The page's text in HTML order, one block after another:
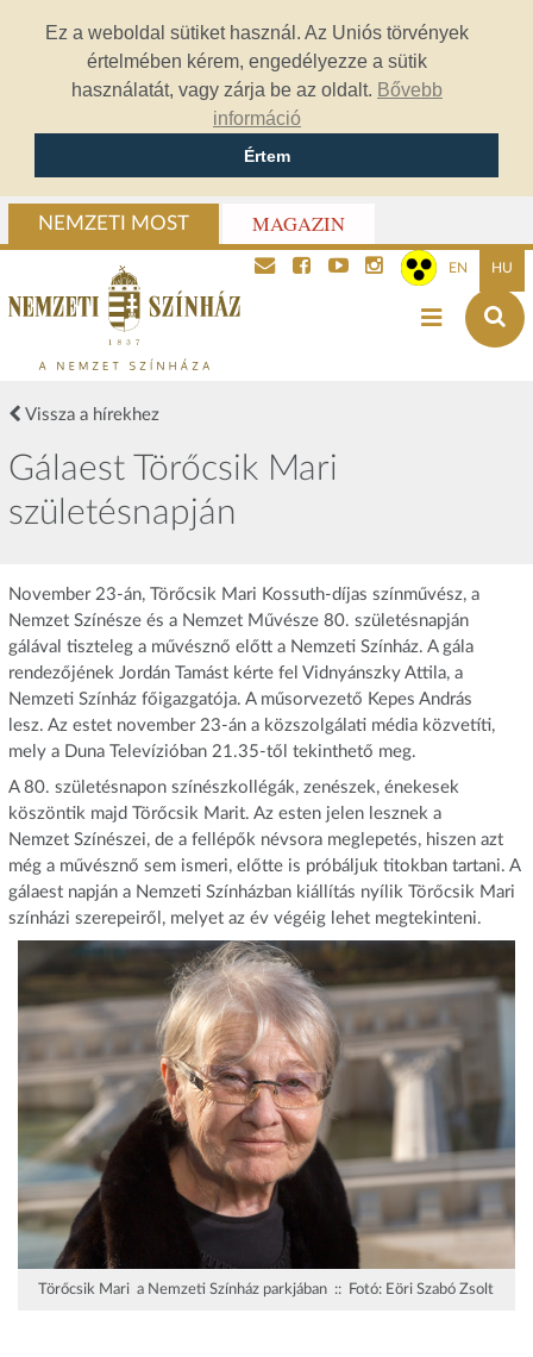
Ez a weboldal sütiket használ. Az Uniós törvények
értelmében kérem, engedélyezze a sütik
használatát, vagy zárja be az oldalt. Bővebb
információ
Értem
NEMZETI MOST MAGAZIN
EN HU
Vissza a hírekhez
Gálaest Törőcsik Mari
születésnapján
November 23-án, Törőcsik Mari Kossuth-díjas színművész, a
Nemzet Színésze és a Nemzet Művésze 80. születésnapján
gálával tiszteleg a művésznő előtt a Nemzeti Színház. A gála
rendezőjének Jordán Tamást kérte fel Vidnyánszky Attila, a
Nemzeti Színház főigazgatója. A műsorvezető Kepes András
lesz. Az estet november 23-án a közszolgálati média közvetíti,
mely a Duna Televízióban 21.35-től tekinthető meg.
A 80. születésnapon színészkollégák, zenészek, énekesek
köszöntik majd Törőcsik Marit. Az esten jelen lesznek a
Nemzet Színészei, de a fellépők névsora meglepetés, hiszen azt
még a művésznő sem ismeri, előtte is próbáljuk titokban tartani. A
gálaest napján a Nemzeti Színházban kiállítás nyílik Törőcsik Mari
színházi szerepeiről, melyet az év végéig lehet megtekinteni.
Törőcsik Mari a Nemzeti Színház parkjában :: Fotó: Eöri Szabó Zsolt